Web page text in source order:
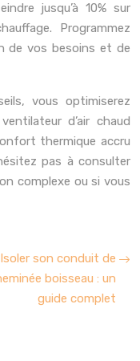
jusqu’à 10% sur
Programmez
de vos besoins et de
vous optimiserez
d’air chaud
thermique accru
pas à consulter
complexe ou si vous
Isoler son conduit de
boisseau : un
guide complet